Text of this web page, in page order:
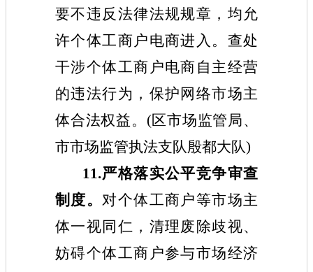
要不违反法律法规规章，均允
许个体工商户电商进入。查处
干涉个体工商户电商自主经营
的违法行为，保护网络市场主
体合法权益。(区市场监管局、
市市场监管执法支队殷都大队)
11.严格落实公平竞争审查
制度。 对个体工商户等市场主
体一视同仁，清理废除歧视、
妨碍个体工商户参与市场经济